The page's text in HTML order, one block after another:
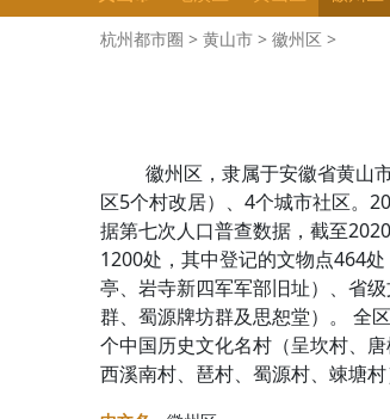
杭州都市圈 > 黄山市 > 徽州区 >
徽州区，隶属于安徽省黄山
区5个村改居）、4个城市社区。
据第七次人口普查数据，截至
1200处，其中登记的文物点464
亭、岩寺新四军军部旧址）、省
群、蜀源牌坊群及思恕堂）。 全
个中国历史文化名村（呈坎村、
西溪南村、琶村、蜀源村、竦塘